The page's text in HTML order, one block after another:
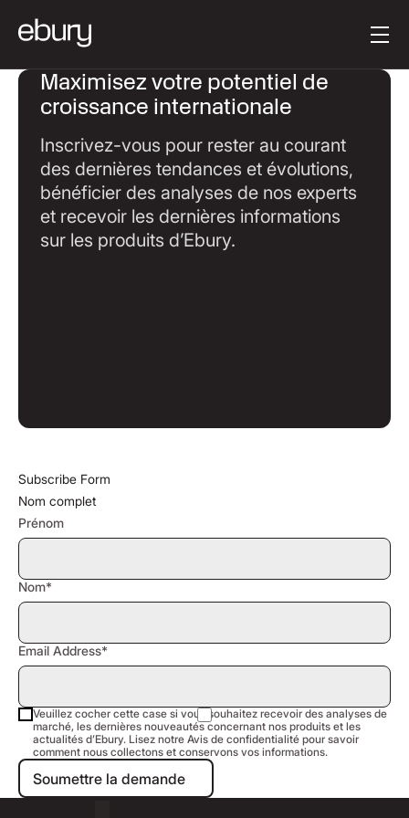
Maximisez votre potentiel de
croissance internationale
Inscrivez-vous pour rester au courant
des dernières tendances et évolutions,
bénéficier des analyses de nos experts
et recevoir les dernières informations
sur les produits d’Ebury.
Subscribe Form
Nom complet
Prénom
Nom*
Email Address*
Veuillez cocher cette case si vous souhaitez recevoir des analyses de
marché, les dernières nouveautés concernant nos produits et les
actualités d’Ebury. Lisez notre Avis de confidentialité pour savoir
comment nous collectons et conservons vos informations.
Soumettre la demande
Soumettre la demande